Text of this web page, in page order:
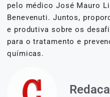
pelo médico José Mauro
Benevenuti. Juntos,
e produtiva sobre os
para o tratamento e
químicas.